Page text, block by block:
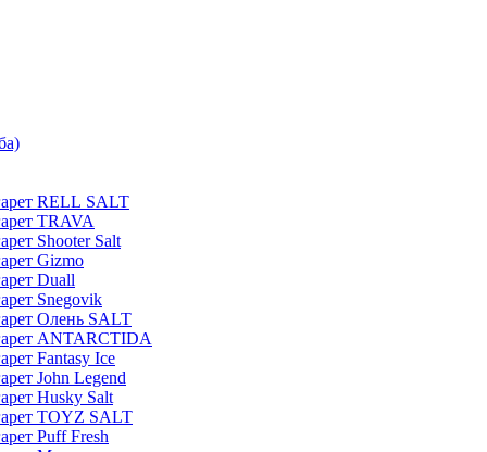
RELL SALT
TRAVA
Shooter Salt
Gizmo
Duall
Snegovik
Олень SALT
ANTARCTIDA
Fantasy Ice
John Legend
Husky Salt
TOYZ SALT
Puff Fresh